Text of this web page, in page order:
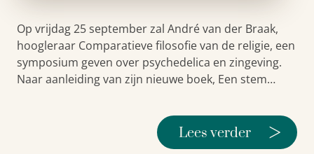
Op vrijdag 25 september zal André van der Braak,
hoogleraar Comparatieve filosofie van de religie, een
symposium geven over psychedelica en zingeving.
Naar aanleiding van zijn nieuwe boek, Een stem…
Lees verder >